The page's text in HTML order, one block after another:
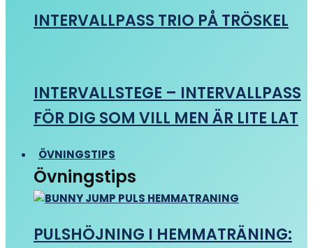
INTERVALLPASS TRIO PÅ TRÖSKEL
INTERVALLSTEGE – INTERVALLPASS
FÖR DIG SOM VILL MEN ÄR LITE LAT
ÖVNINGSTIPS
Övningstips
PULSHÖJNING I HEMMATRÄNING: